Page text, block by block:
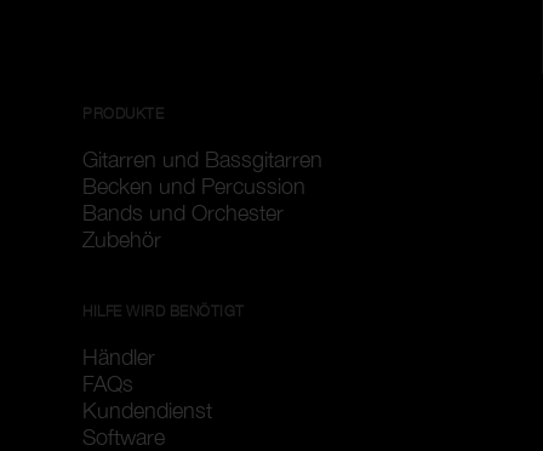
Filter löschen
PRODUKTE
Gitarren und Bassgitarren
Becken und Percussion
Bands und Orchester
Zubehör
HILFE WIRD BENÖTIGT
Händler
FAQs
Kundendienst
Software